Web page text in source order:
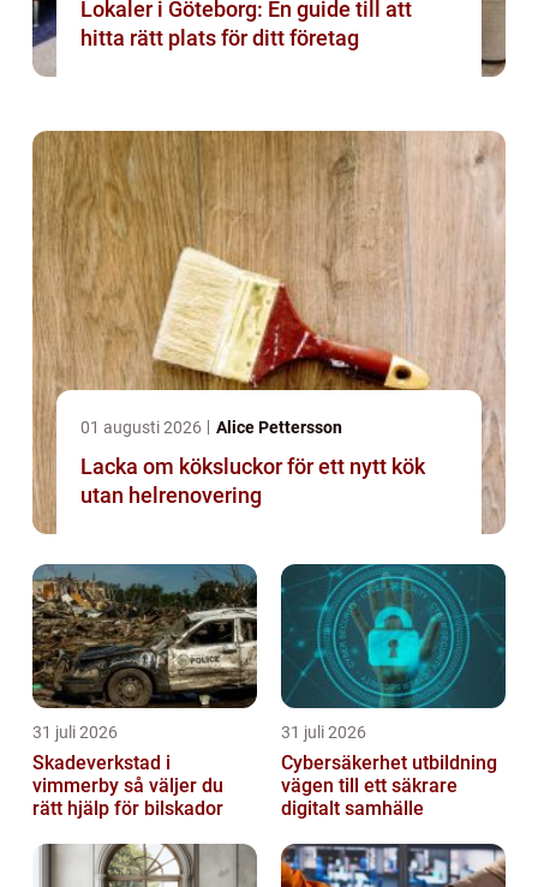
Lokaler i Göteborg: En guide till att
hitta rätt plats för ditt företag
01 augusti 2026 Alice Pettersson
Lacka om köksluckor för ett nytt kök
utan helrenovering
31 juli 2026
Skadeverkstad i
vimmerby så väljer du
rätt hjälp för bilskador
31 juli 2026
Cybersäkerhet utbildning
vägen till ett säkrare
digitalt samhälle